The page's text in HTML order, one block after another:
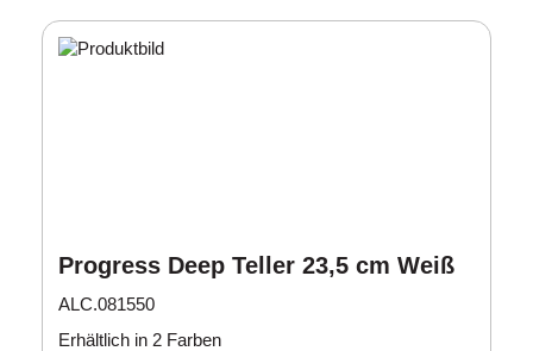
Progress Deep Teller 23,5 cm Weiß
ALC.081550
Erhältlich in 2 Farben